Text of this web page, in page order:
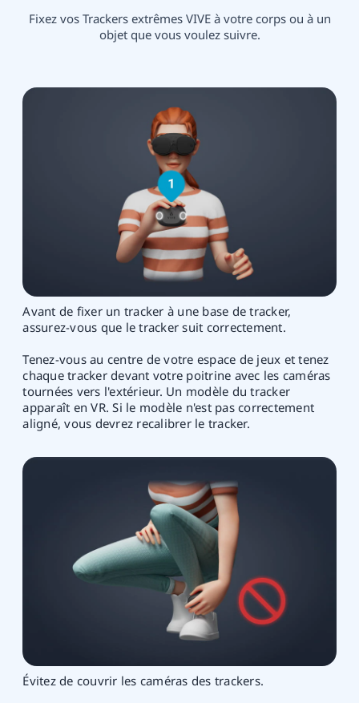
Fixez vos Trackers extrêmes VIVE à votre corps ou à un
objet que vous voulez suivre.
Avant de fixer un tracker à une base de tracker,
assurez-vous que le tracker suit correctement.
Tenez-vous au centre de votre espace de jeux et tenez
chaque tracker devant votre poitrine avec les caméras
tournées vers l'extérieur. Un modèle du tracker
apparaît en VR. Si le modèle n'est pas correctement
aligné, vous devrez recalibrer le tracker.
Évitez de couvrir les caméras des trackers.